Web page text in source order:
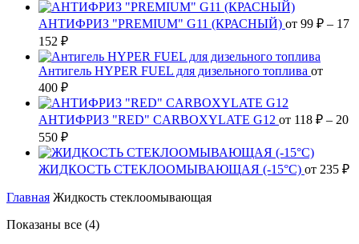
АНТИФРИЗ "PREMIUM" G11 (КРАСНЫЙ) от 99 ₽ – 17
152 ₽
Антигель HYPER FUEL для дизельного топлива от
400 ₽
АНТИФРИЗ "RED" CARBOXYLATE G12 от 118 ₽ – 20
550 ₽
ЖИДКОСТЬ СТЕКЛООМЫВАЮЩАЯ (-15°C) от 235 ₽
Главная Жидкость стеклоомывающая
Показаны все (4)